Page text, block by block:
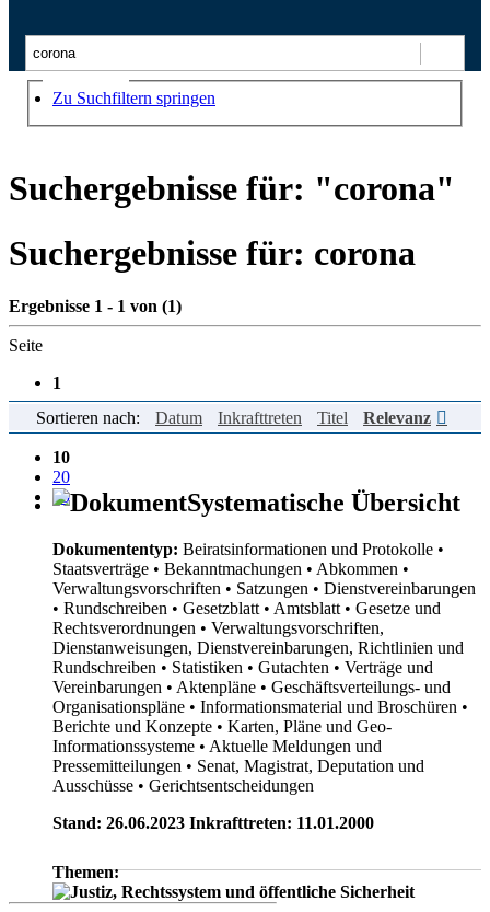
Suchen
Zu Suchfiltern springen
Suchergebnisse für: "corona"
Suchergebnisse für: corona
Ergebnisse 1 - 1 von (1)
Seite
1
Einträge pro Seite
10
20
50
Sortieren nach: Datum Inkrafttreten Titel Relevanz
Systematische Übersicht
Dokumententyp: Beiratsinformationen und Protokolle •
Staatsverträge • Bekanntmachungen • Abkommen •
Verwaltungsvorschriften • Satzungen • Dienstvereinbarungen
• Rundschreiben • Gesetzblatt • Amtsblatt • Gesetze und
Rechtsverordnungen • Verwaltungsvorschriften,
Dienstanweisungen, Dienstvereinbarungen, Richtlinien und
Rundschreiben • Statistiken • Gutachten • Verträge und
Vereinbarungen • Aktenpläne • Geschäftsverteilungs- und
Organisationspläne • Informationsmaterial und Broschüren •
Berichte und Konzepte • Karten, Pläne und Geo-
Informationssysteme • Aktuelle Meldungen und
Pressemitteilungen • Senat, Magistrat, Deputation und
Ausschüsse • Gerichtsentscheidungen
Stand: 26.06.2023 Inkrafttreten: 11.01.2000
Themen: